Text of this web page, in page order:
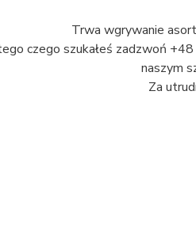
Trwa wgrywanie
czego szukałeś zadzwoń
naszym
Za